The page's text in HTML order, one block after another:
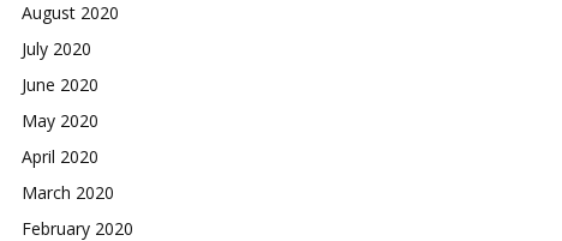
August 2020
July 2020
June 2020
May 2020
April 2020
March 2020
February 2020